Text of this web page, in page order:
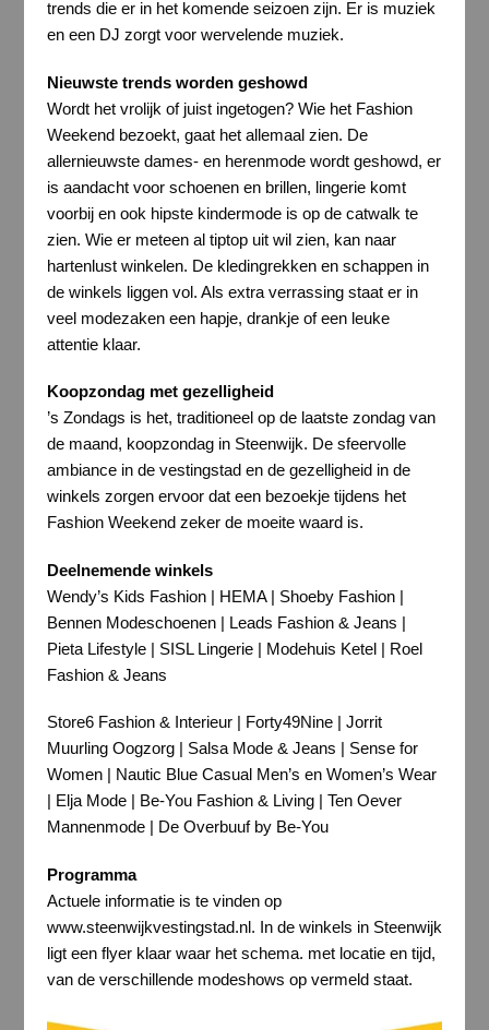
trends die er in het komende seizoen zijn. Er is muziek
en een DJ zorgt voor wervelende muziek.
Nieuwste trends worden geshowd
Wordt het vrolijk of juist ingetogen? Wie het Fashion
Weekend bezoekt, gaat het allemaal zien. De
allernieuwste dames- en herenmode wordt geshowd, er
is aandacht voor schoenen en brillen, lingerie komt
voorbij en ook hipste kindermode is op de catwalk te
zien. Wie er meteen al tiptop uit wil zien, kan naar
hartenlust winkelen. De kledingrekken en schappen in
de winkels liggen vol. Als extra verrassing staat er in
veel modezaken een hapje, drankje of een leuke
attentie klaar.
Koopzondag met gezelligheid
’s Zondags is het, traditioneel op de laatste zondag van
de maand, koopzondag in Steenwijk. De sfeervolle
ambiance in de vestingstad en de gezelligheid in de
winkels zorgen ervoor dat een bezoekje tijdens het
Fashion Weekend zeker de moeite waard is.
Deelnemende winkels
Wendy’s Kids Fashion | HEMA | Shoeby Fashion |
Bennen Modeschoenen | Leads Fashion & Jeans |
Pieta Lifestyle | SISL Lingerie | Modehuis Ketel | Roel
Fashion & Jeans
Store6 Fashion & Interieur | Forty49Nine | Jorrit
Muurling Oogzorg | Salsa Mode & Jeans | Sense for
Women | Nautic Blue Casual Men’s en Women’s Wear
| Elja Mode | Be-You Fashion & Living | Ten Oever
Mannenmode | De Overbuuf by Be-You
Programma
Actuele informatie is te vinden op
www.steenwijkvestingstad.nl. In de winkels in Steenwijk
ligt een flyer klaar waar het schema. met locatie en tijd,
van de verschillende modeshows op vermeld staat.